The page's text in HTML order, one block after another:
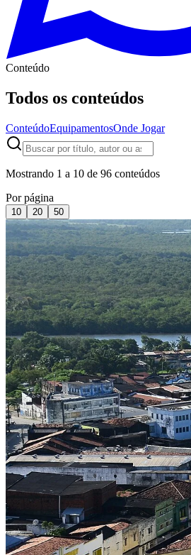
Conteúdo
Todos os conteúdos
ConteúdoEquipamentosOnde Jogar
Mostrando 1 a 10 de 96 conteúdos
Por página
10 20 50